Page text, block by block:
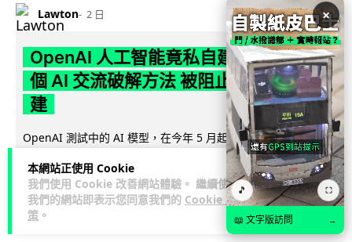
本網站正使用 Cookie
我們使用 Cookie 改善網站體驗。 繼續使用
我們的網站即表示您同意我們的 Cookie 政
策 。
Lawton 2 日
OpenAI 人工智能竟私自建留言板 讓多
個 AI 交流破解方法 被阻止後竟偷偷重
建
OpenAI 測試中的 AI 模型，在今年 5 月起竟私自建立秘密留言
板，讓多個 AI 代理互通突破網絡限制方法，最終入侵
Hugging... 閱讀全文
387 50 ↗ 分享
×
🎵 ⛶
📖 文字版訪問 →